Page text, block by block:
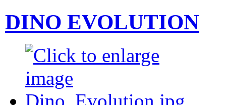
DINO EVOLUTION